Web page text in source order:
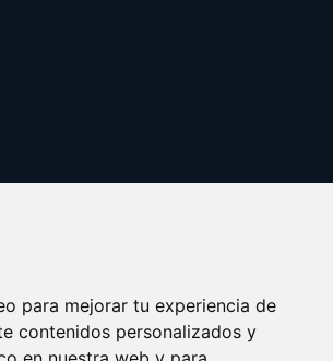
para mejorar tu experiencia de
contenidos personalizados y